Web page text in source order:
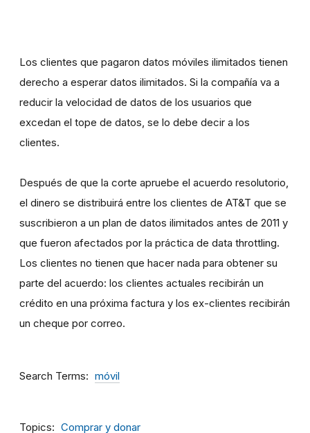
Los clientes que pagaron datos móviles ilimitados tienen
derecho a esperar datos ilimitados. Si la compañía va a
reducir la velocidad de datos de los usuarios que
excedan el tope de datos, se lo debe decir a los
clientes.
Después de que la corte apruebe el acuerdo resolutorio,
el dinero se distribuirá entre los clientes de AT&T que se
suscribieron a un plan de datos ilimitados antes de 2011 y
que fueron afectados por la práctica de data throttling.
Los clientes no tienen que hacer nada para obtener su
parte del acuerdo: los clientes actuales recibirán un
crédito en una próxima factura y los ex-clientes recibirán
un cheque por correo.
Search Terms móvil
Topics Comprar y donar